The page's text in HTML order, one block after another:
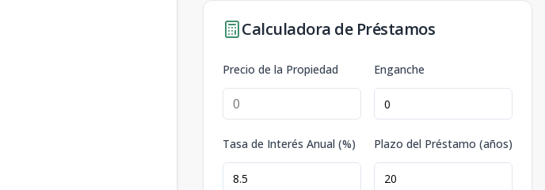
Calculadora de Préstamos
Precio de la Propiedad Enganche
Tasa de Interés Anual (%) Plazo del Préstamo (años)